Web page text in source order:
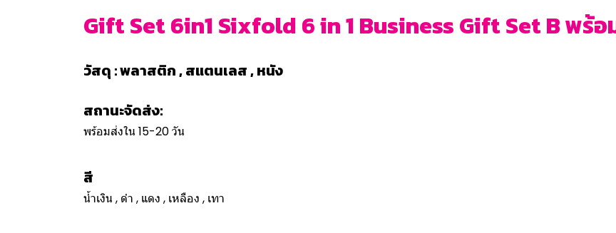
Gift Set 6in1 Sixfold 6 in 1 Business Gift Set B พร้อ
วัสดุ : พลาสติก , สแตนเลส , หนัง
สถานะจัดส่ง:
พร้อมส่งใน 15-20 วัน
สี
น้ำเงิน , ดำ , แดง , เหลือง , เทา